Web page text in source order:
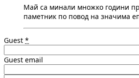
Май са минали множко години
паметник по повод на значима
Guest *
Guest email